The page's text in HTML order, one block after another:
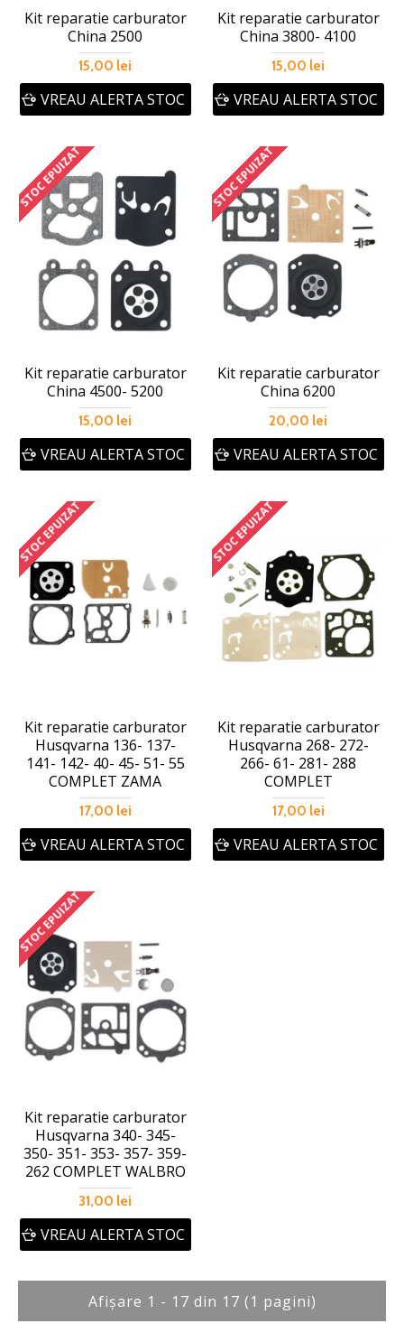
Kit reparatie carburator
China 2500
15,00 lei
VREAU ALERTA STOC
Kit reparatie carburator
China 3800- 4100
15,00 lei
VREAU ALERTA STOC
STOC EPUIZAT
Kit reparatie carburator
China 4500- 5200
15,00 lei
VREAU ALERTA STOC
STOC EPUIZAT
Kit reparatie carburator
China 6200
20,00 lei
VREAU ALERTA STOC
STOC EPUIZAT
Kit reparatie carburator
Husqvarna 136- 137-
141- 142- 40- 45- 51- 55
COMPLET ZAMA
17,00 lei
VREAU ALERTA STOC
STOC EPUIZAT
Kit reparatie carburator
Husqvarna 268- 272-
266- 61- 281- 288
COMPLET
17,00 lei
VREAU ALERTA STOC
STOC EPUIZAT
Kit reparatie carburator
Husqvarna 340- 345-
350- 351- 353- 357- 359-
262 COMPLET WALBRO
31,00 lei
VREAU ALERTA STOC
Afişare 1 - 17 din 17 (1 pagini)